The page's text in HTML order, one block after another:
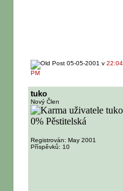
05-05-2001 v 22:04
PM
tuko
Nový Člen
Registrován: May 2001
Příspěvků: 10